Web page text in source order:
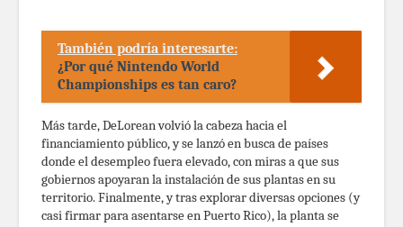
También podría interesarte:
¿Por qué Nintendo World
Championships es tan caro?
Más tarde, DeLorean volvió la cabeza hacia el
financiamiento público, y se lanzó en busca de países
donde el desempleo fuera elevado, con miras a que sus
gobiernos apoyaran la instalación de sus plantas en su
territorio. Finalmente, y tras explorar diversas opciones (y
casi firmar para asentarse en Puerto Rico), la planta se